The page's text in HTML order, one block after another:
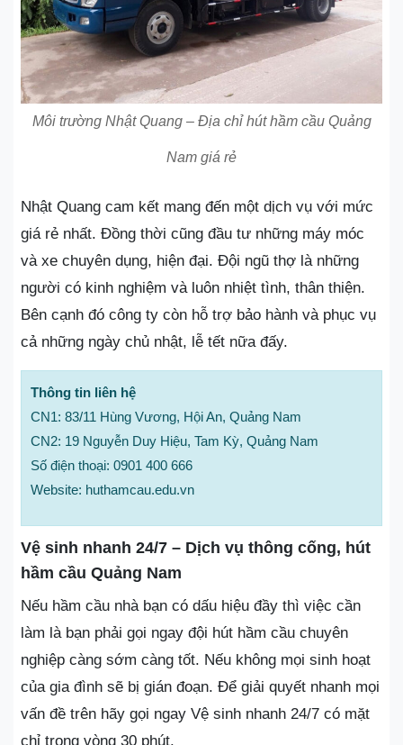
Môi trường Nhật Quang – Địa chỉ hút hầm cầu Quảng
Nam giá rẻ
Nhật Quang cam kết mang đến một dịch vụ với mức
giá rẻ nhất. Đồng thời cũng đầu tư những máy móc
và xe chuyên dụng, hiện đại. Đội ngũ thợ là những
người có kinh nghiệm và luôn nhiệt tình, thân thiện.
Bên cạnh đó công ty còn hỗ trợ bảo hành và phục vụ
cả những ngày chủ nhật, lễ tết nữa đấy.
Thông tin liên hệ
CN1: 83/11 Hùng Vương, Hội An, Quảng Nam
CN2: 19 Nguyễn Duy Hiệu, Tam Kỳ, Quảng Nam
Số điện thoại: 0901 400 666
Website: huthamcau.edu.vn
Vệ sinh nhanh 24/7 – Dịch vụ thông cống, hút
hầm cầu Quảng Nam
Nếu hầm cầu nhà bạn có dấu hiệu đầy thì việc cần
làm là bạn phải gọi ngay đội hút hầm cầu chuyên
nghiệp càng sớm càng tốt. Nếu không mọi sinh hoạt
của gia đình sẽ bị gián đoạn. Để giải quyết nhanh mọi
vấn đề trên hãy gọi ngay Vệ sinh nhanh 24/7 có mặt
chỉ trong vòng 30 phút.